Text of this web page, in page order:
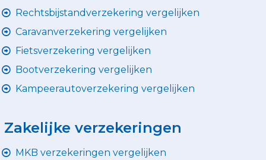
Rechtsbijstandverzekering vergelijken
Caravanverzekering vergelijken
Fietsverzekering vergelijken
Bootverzekering vergelijken
Kampeerautoverzekering vergelijken
Zakelijke verzekeringen
MKB verzekeringen vergelijken